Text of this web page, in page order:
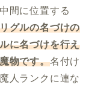
間に位置する
グルの名づけの
に名づけを行え
物です。名付け
人ランクに連な